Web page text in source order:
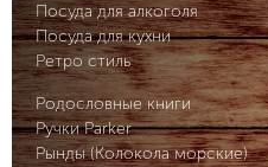
Посуда для алкоголя
Посуда для кухни
Ретро стиль
Родословные книги
Ручки Parker
Рынды (Колокола морские)